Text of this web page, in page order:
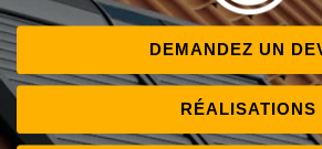
DEMANDEZ UN
RÉALISATIONS